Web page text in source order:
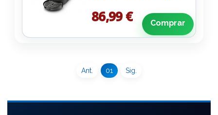
86,99 € Comprar
Ant. 01 Sig.